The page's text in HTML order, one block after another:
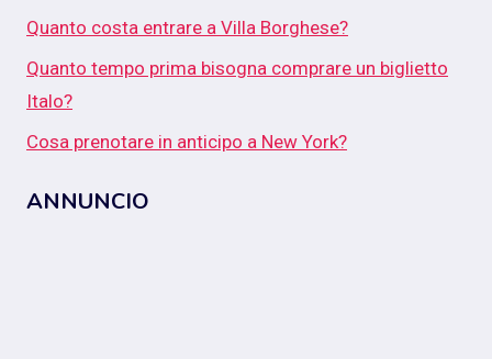
Quanto costa entrare a Villa Borghese?
Quanto tempo prima bisogna comprare un biglietto
Italo?
Cosa prenotare in anticipo a New York?
ANNUNCIO